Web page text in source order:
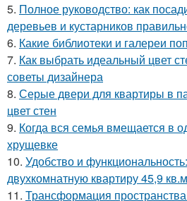
5. Полное руководство: как
деревьев и кустарников
6. Какие библиотеки и галереи
7. Как выбрать идеальный цвет
советы дизайнера
8. Серые двери для квартиры в
цвет стен
9. Когда вся семья вмещается в
хрущевке
10. Удобство и
двухкомнатную квартиру 45,9 кв.м
11. Трансформация